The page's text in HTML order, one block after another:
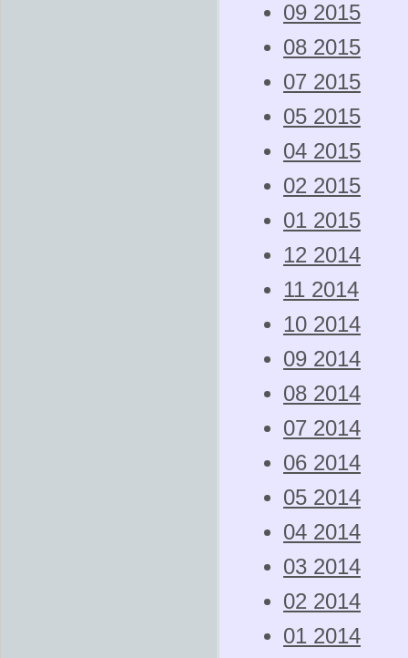
09 2015
08 2015
07 2015
05 2015
04 2015
02 2015
01 2015
12 2014
11 2014
10 2014
09 2014
08 2014
07 2014
06 2014
05 2014
04 2014
03 2014
02 2014
01 2014